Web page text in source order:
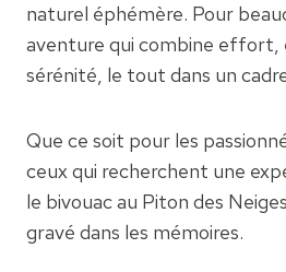
naturel éphémère. Pour
aventure qui combine
sérénité, le tout dans un
Que ce soit pour les
ceux qui recherchent une
le bivouac au Piton des
gravé dans les mémoires.